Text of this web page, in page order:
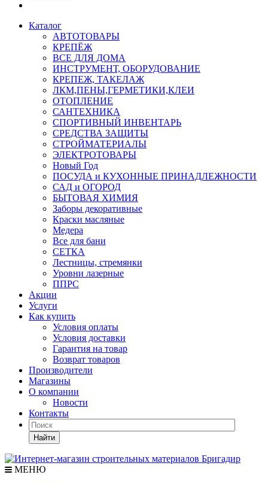
Каталог
АВТОТОВАРЫ
КРЕПЁЖ
ВСЕ ДЛЯ ДОМА
ИНСТРУМЕНТ, ОБОРУДОВАНИЕ
КРЕПЕЖ, ТАКЕЛАЖ
ЛКМ,ПЕНЫ,ГЕРМЕТИКИ,КЛЕИ
ОТОПЛЕНИЕ
САНТЕХНИКА
СПОРТИВНЫЙ ИНВЕНТАРЬ
СРЕДСТВА ЗАЩИТЫ
СТРОЙМАТЕРИАЛЫ
ЭЛЕКТРОТОВАРЫ
Новый Год
ПОСУДА и КУХОННЫЕ ПРИНАДЛЕЖНОСТИ
САД и ОГОРОД
БЫТОВАЯ ХИМИЯ
Заборы декоративные
Краски масляные
Медера
Все для бани
СЕТКА
Лестницы, стремянки
Уровни лазерные
ППРС
Акции
Услуги
Как купить
Условия оплаты
Условия доставки
Гарантия на товар
Возврат товаров
Производители
Магазины
О компании
Новости
Контакты
Найти
МЕНЮ